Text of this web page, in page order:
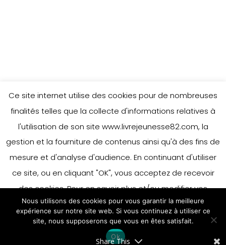
Ce site internet utilise des cookies pour de nombreuses
finalités telles que la collecte d'informations relatives à
l'utilisation de son site www.livrejeunesse82.com, la
gestion et la fourniture de contenus ainsi qu'à des fins de
mesure et d'analyse d'audience. En continuant d'utiliser
ce site, ou en cliquant "OK", vous acceptez de recevoir
des cookies. Pour en savoir plus et/ou modifier vos
préférences en matière de cookies, merci de vous référer
à notre politique sur les cookies.
Accepter
En savoir plus
Share This
Nous utilisons des cookies pour vous garantir la meilleure
expérience sur notre site web. Si vous continuez à utiliser ce
site, nous supposerons que vous en êtes satisfait.
Ok